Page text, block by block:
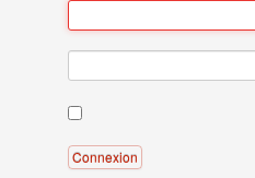
Connexion